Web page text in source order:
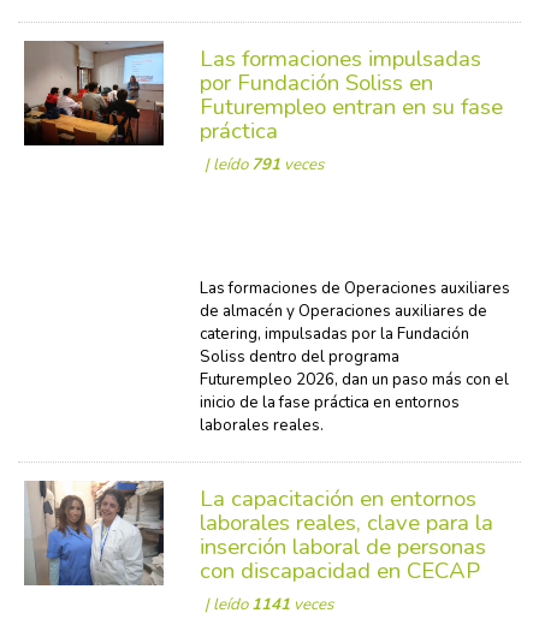
Las formaciones impulsadas
por Fundación Soliss en
Futurempleo entran en su fase
práctica
| leído791veces
Las formaciones de Operaciones auxiliares
de almacén y Operaciones auxiliares de
catering, impulsadas por la Fundación
Soliss dentro del programa
Futurempleo 2026, dan un paso más con el
inicio de la fase práctica en entornos
laborales reales.
La capacitación en entornos
laborales reales, clave para la
inserción laboral de personas
con discapacidad en CECAP
| leído1141veces